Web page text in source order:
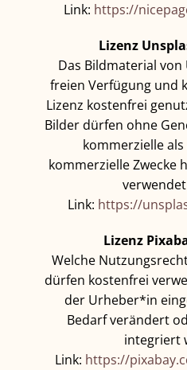
Link: https://
Lizenz
Das Bildmaterial
freien Verfügung und
Lizenz kostenfrei
Bilder dürfen ohne
kommerzielle
kommerzielle Zwecke
Link: https://
Lizenz
Welche
dürfen kostenfrei
der Urheber*in
Bedarf verändert
integriert
Link: https://